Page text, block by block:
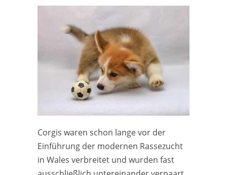
Corgis waren schon lange vor der
Einführung der modernen Rassezucht
in Wales verbreitet und wurden fast